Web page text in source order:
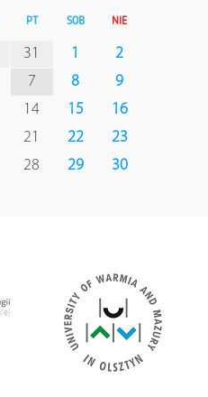
PT SOB NIE
31 1
2
7 8
9
14 15
16
21 22
23
28 29 30